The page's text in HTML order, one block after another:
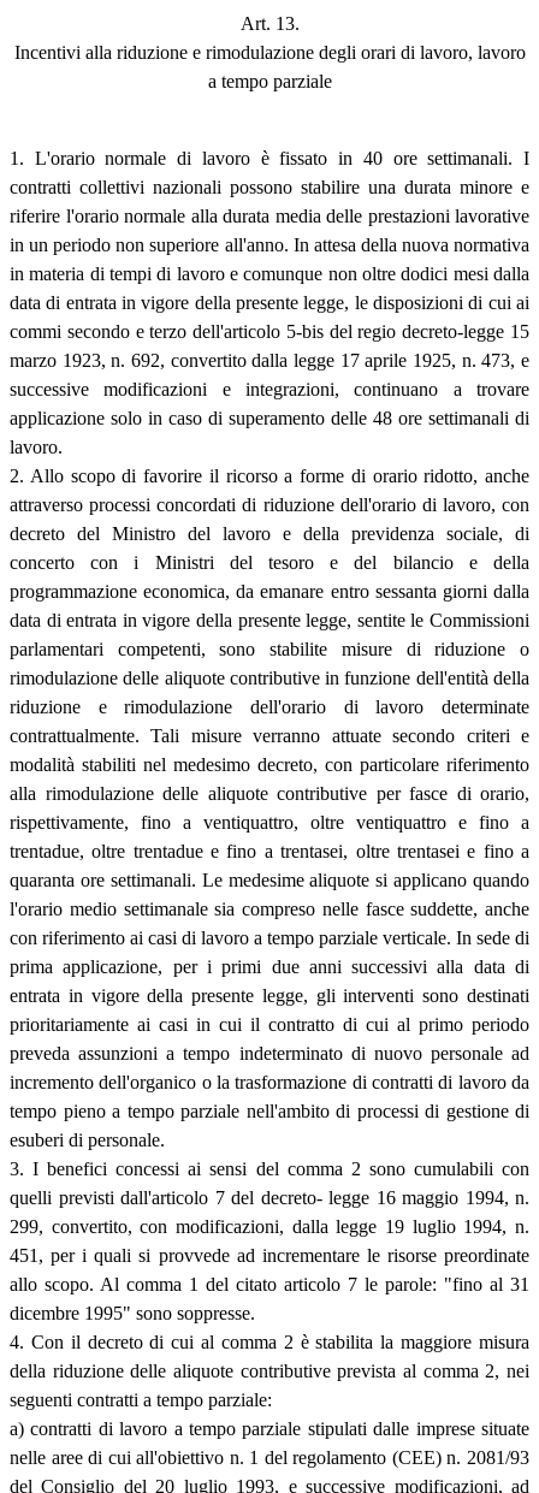
Art. 13.
Incentivi alla riduzione e rimodulazione degli orari di lavoro, lavoro
a tempo parziale
1. L'orario normale di lavoro è fissato in 40 ore settimanali. I
contratti collettivi nazionali possono stabilire una durata minore e
riferire l'orario normale alla durata media delle prestazioni lavorative
in un periodo non superiore all'anno. In attesa della nuova normativa
in materia di tempi di lavoro e comunque non oltre dodici mesi dalla
data di entrata in vigore della presente legge, le disposizioni di cui ai
commi secondo e terzo dell'articolo 5-bis del regio decreto-legge 15
marzo 1923, n. 692, convertito dalla legge 17 aprile 1925, n. 473, e
successive modificazioni e integrazioni, continuano a trovare
applicazione solo in caso di superamento delle 48 ore settimanali di
lavoro.
2. Allo scopo di favorire il ricorso a forme di orario ridotto, anche
attraverso processi concordati di riduzione dell'orario di lavoro, con
decreto del Ministro del lavoro e della previdenza sociale, di
concerto con i Ministri del tesoro e del bilancio e della
programmazione economica, da emanare entro sessanta giorni dalla
data di entrata in vigore della presente legge, sentite le Commissioni
parlamentari competenti, sono stabilite misure di riduzione o
rimodulazione delle aliquote contributive in funzione dell'entità della
riduzione e rimodulazione dell'orario di lavoro determinate
contrattualmente. Tali misure verranno attuate secondo criteri e
modalità stabiliti nel medesimo decreto, con particolare riferimento
alla rimodulazione delle aliquote contributive per fasce di orario,
rispettivamente, fino a ventiquattro, oltre ventiquattro e fino a
trentadue, oltre trentadue e fino a trentasei, oltre trentasei e fino a
quaranta ore settimanali. Le medesime aliquote si applicano quando
l'orario medio settimanale sia compreso nelle fasce suddette, anche
con riferimento ai casi di lavoro a tempo parziale verticale. In sede di
prima applicazione, per i primi due anni successivi alla data di
entrata in vigore della presente legge, gli interventi sono destinati
prioritariamente ai casi in cui il contratto di cui al primo periodo
preveda assunzioni a tempo indeterminato di nuovo personale ad
incremento dell'organico o la trasformazione di contratti di lavoro da
tempo pieno a tempo parziale nell'ambito di processi di gestione di
esuberi di personale.
3. I benefici concessi ai sensi del comma 2 sono cumulabili con
quelli previsti dall'articolo 7 del decreto- legge 16 maggio 1994, n.
299, convertito, con modificazioni, dalla legge 19 luglio 1994, n.
451, per i quali si provvede ad incrementare le risorse preordinate
allo scopo. Al comma 1 del citato articolo 7 le parole: "fino al 31
dicembre 1995" sono soppresse.
4. Con il decreto di cui al comma 2 è stabilita la maggiore misura
della riduzione delle aliquote contributive prevista al comma 2, nei
seguenti contratti a tempo parziale:
a) contratti di lavoro a tempo parziale stipulati dalle imprese situate
nelle aree di cui all'obiettivo n. 1 del regolamento (CEE) n. 2081/93
del Consiglio del 20 luglio 1993, e successive modificazioni, ad